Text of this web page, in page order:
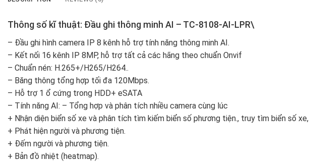
Thông số kĩ thuật: Đầu ghi thông minh AI – TC-8108-AI-LPR\
– Đầu ghi hình camera IP 8 kênh hỗ trợ tính năng thông minh AI.
– Kết nối 16 kênh IP 8MP, hỗ trợ tất cả các hãng theo chuẩn Onvif
– Chuẩn nén: H.265+/H265/H264..
– Băng thông tổng hợp tối đa 120Mbps.
– Hỗ trợ 1 ổ cứng trong HDD+ eSATA
– Tính năng AI: – Tổng hợp và phân tích nhiều camera cùng lúc
+ Nhận diện biển số xe và phân tích tìm kiếm biển số phương tiện., truy tìm biển số
+ Phát hiện người và phương tiện.
+ Đếm người và phương tiện.
+ Bản đồ nhiệt (heatmap).